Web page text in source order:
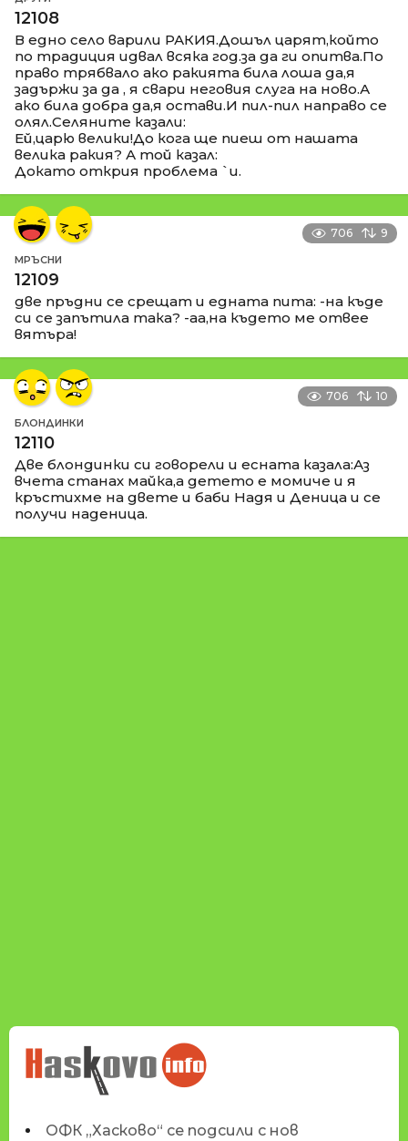
12108
В едно село варили РАКИЯ.Дошъл царят,който
по традиция идвал всяка год.за да ги опитва.По
право трябвало ако ракията била лоша да,я
задържи за да , я свари неговия слуга на ново.А
ако била добра да,я остави.И пил-пил направо се
олял.Селяните казали:
Ей,царю велики!До кога ще пиеш от нашата
велика ракия? А той казал:
Докато открия проблема `и.
706 9
МРЪСНИ
12109
две пръдни се срещат и едната пита: -на къде
си се запътила така? -аа,на където ме отвее
вятъра!
706 10
БЛОНДИНКИ
12110
Две блондинки си говорели и есната казала:Аз
вчета станах майка,а детето е момиче и я
кръстихме на двете и баби Надя и Деница и се
получи наденица.
НОВИНИТЕ НА
HASKOVO.INFO
ОФК „Хасково“ се подсили с нов